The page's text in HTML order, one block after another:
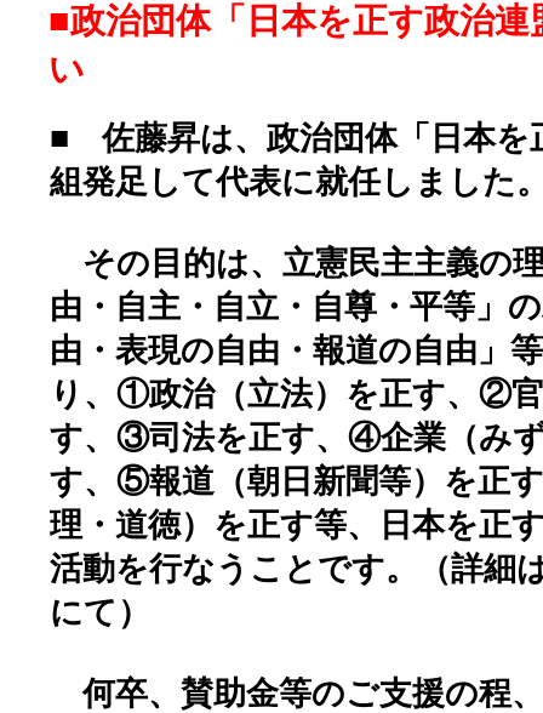
■政治団体「日本を正す政治
い
■ 佐藤昇は、政治団体「日本を
組発足して代表に就任しました
その目的は、立憲民主主義の
由・自主・自立・自尊・平等」
由・表現の自由・報道の自由」
り、①政治（立法）を正す、②
す、③司法を正す、④企業（み
す、⑤報道（朝日新聞等）を正
理・道徳）を正す等、日本を正
活動を行なうことです。（詳細
にて）
何卒、賛助金等のご支援の程